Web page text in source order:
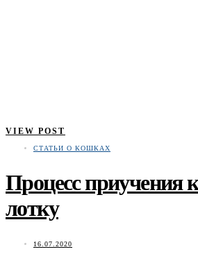
VIEW POST
СТАТЬИ О КОШКАХ
Процесс приучения
лотку
16.07.2020